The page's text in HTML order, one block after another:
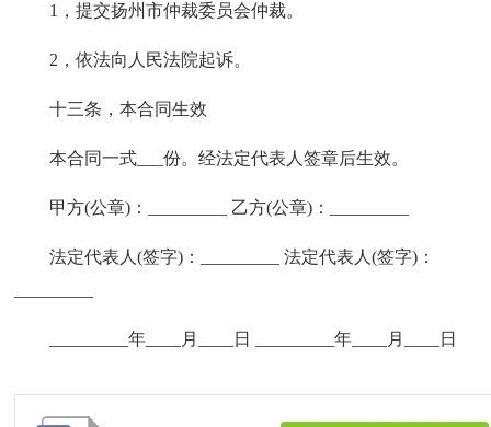
1，提交扬州市仲裁委员会仲裁。
2，依法向人民法院起诉。
十三条，本合同生效
本合同一式___份。经法定代表人签章后生效。
甲方(公章)：_________ 乙方(公章)：_________
法定代表人(签字)：_________ 法定代表人(签字)：
_________年____月____日 _________年____月____日